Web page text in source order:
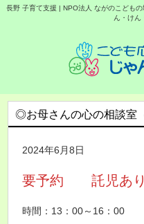
長野 子育て支援 | NPO法人 ながのこども
ん・けん
◎お母さんの心の相談室
2024年6月8日
要予約 託児あり
時間：13：00～16：00